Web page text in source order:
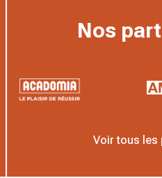
Nos
Voir tous les